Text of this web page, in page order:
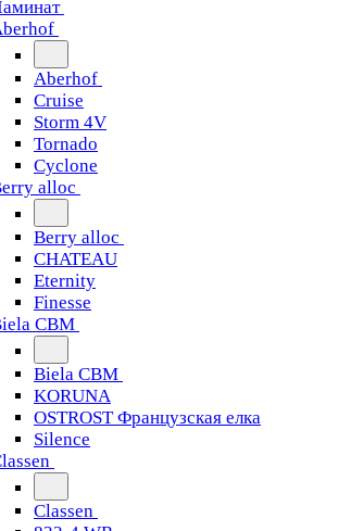
Aberhof
Cruise
Storm 4V
Tornado
Сyclone
alloc
Berry alloc
CHATEAU
Eternity
Finesse
CBM
Biela CBM
KORUNA
OSTROST Французская елка
Silence
Classen